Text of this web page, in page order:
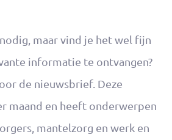
maar vind je het wel fijn
informatie te ontvangen?
de nieuwsbrief. Deze
maand en heeft onderwerpen
mantelzorg en werk en